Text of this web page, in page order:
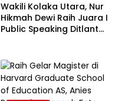
Wakili Kolaka Utara, Nur
Hikmah Dewi Raih Juara I
Public Speaking Ditlantas
Bhayangkara ke-80